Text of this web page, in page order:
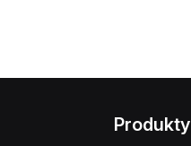
Produkty